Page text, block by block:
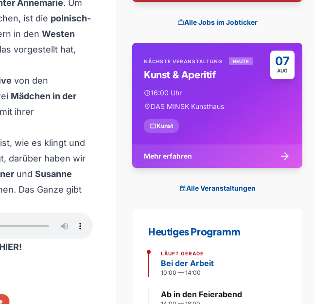
Annemarie. Um
ist die polnisch-
in den Westen
vorgestellt hat,
von den
Mädchen in der
ihrer
ist, wie es klingt und
darüber haben wir
und Susanne
Das Ganze gibt
HIER!
workAlle Jobs im Jobticker
07
AUG
NÄCHSTE VERANSTALTUNG HEUTE
Kunst & Aperitif
schedule16:00 Uhr
location_onDAS MINSK Kunsthaus
confirmation_numberKunst
Mehr erfahren arrow_forward
eventAlle Veranstaltungen
Heutiges Programm
LÄUFT GERADE
Bei der Arbeit
10:00 — 14:00
Ab in den Feierabend